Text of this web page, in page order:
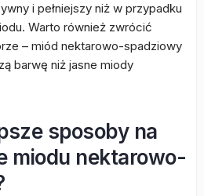
i pełniejszy niż w przypadku
Warto również zwrócić
– miód nektarowo-spadziowy
barwę niż jasne miody
sposoby na
miodu nektarowo-